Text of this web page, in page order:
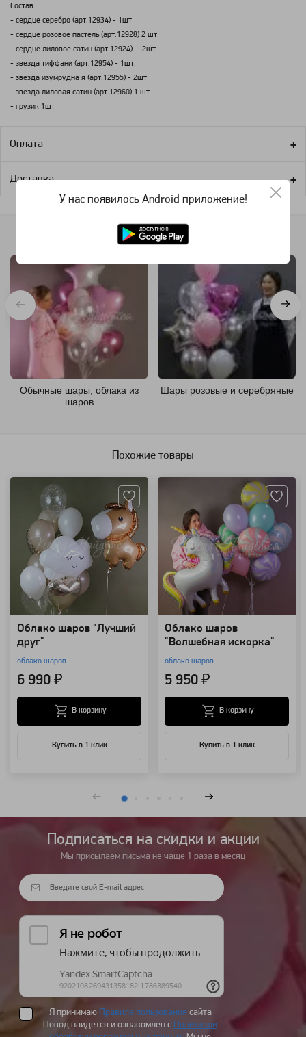
Состав:
- сердце серебро (арт.12934) - 1шт
- сердце розовое пастель (арт.12928) 2 шт
- сердце лиловое сатин (арт.12924) - 2шт
- звезда тиффани (арт.12954) - 1шт.
- звезда изумрудна я (арт.12955) - 2шт
- звезда лиловая сатин (арт.12960) 1 шт
- грузик 1шт
Оплата
Доставка
Похожие категории
Обычные шары, облака из
шаров
Шары розовые и серебряные
Похожие товары
Облако шаров "Лучший
друг"
облако шаров
6 990 ₽
Купить в 1 клик
В корзину
Облако шаров
"Волшебная искорка"
облако шаров
5 950 ₽
Купить в 1 клик
В корзину
Подписаться на cкидки и акции
Мы присылаем письма не чаще 1 раза в месяц
Я принимаю Правила пользования сайта
Повод найдется и ознакомлен с Политикой
У нас появилось Android приложение!